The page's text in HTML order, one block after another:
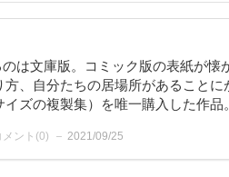
は文庫版。コミック版の表紙が懐
方、自分たちの居場所があること
ズの複製集）を唯一購入した作品
メント(0) 2021/09/25